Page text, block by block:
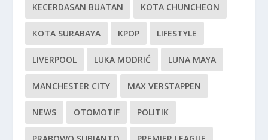
KECERDASAN BUATAN KOTA CHUNCHEON
KOTA SURABAYA KPOP LIFESTYLE
LIVERPOOL LUKA MODRIĆ LUNA MAYA
MANCHESTER CITY MAX VERSTAPPEN
NEWS OTOMOTIF POLITIK